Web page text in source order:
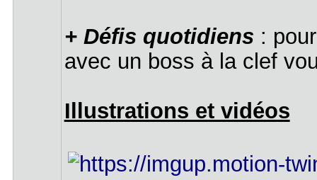
+ Défis quotidiens :
avec un boss à la clef
Illustrations et vidéos